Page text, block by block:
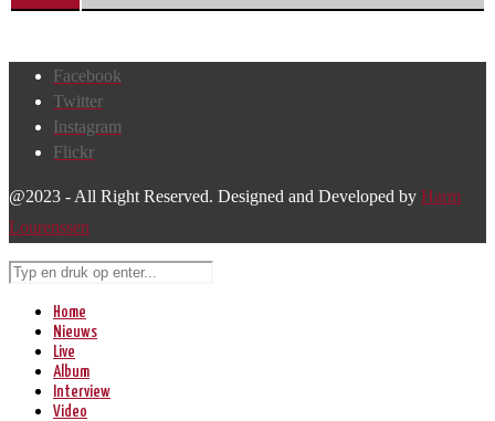
Facebook
Twitter
Instagram
Flickr
@2023 - All Right Reserved. Designed and Developed by Harm
Lourenssen
Home
Nieuws
Live
Album
Interview
Video